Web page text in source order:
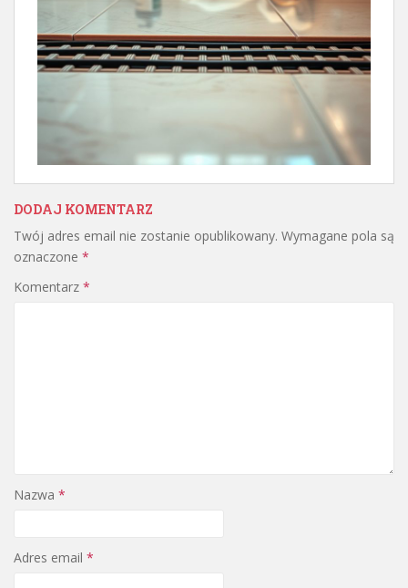
DODAJ KOMENTARZ
Twój adres email nie zostanie opublikowany. Wymagane pola są
oznaczone *
Komentarz *
Nazwa *
Adres email *